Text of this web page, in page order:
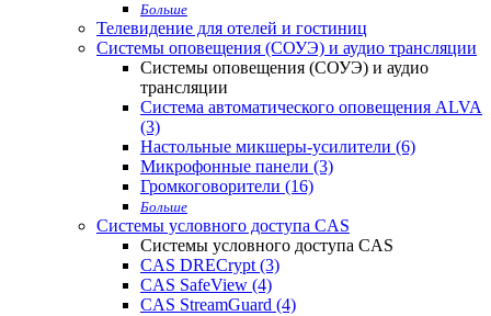
Больше
Телевидение для отелей и гостиниц
Системы оповещения (СОУЭ) и аудио трансляции
Системы оповещения (СОУЭ) и аудио
трансляции
Система автоматического оповещения ALVA
(3)
Настольные микшеры-усилители (6)
Микрофонные панели (3)
Громкоговорители (16)
Больше
Системы условного доступа CAS
Системы условного доступа CAS
CAS DRECrypt (3)
CAS SafeView (4)
CAS StreamGuard (4)